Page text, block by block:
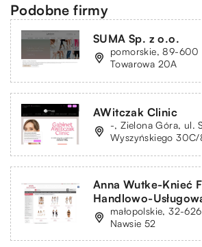
Podobne firmy
SUMA Sp. z o.o.
pomorskie, 89-600
Towarowa 20A
AWitczak Clinic
-, Zielona Góra, ul.
Wyszyńskiego 30C/
Anna Wutke-Knieć
Handlowo-
małopolskie, 32-
Nawsie 52